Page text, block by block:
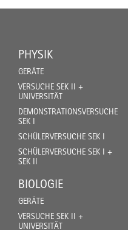
PHYSIK
GERÄTE
VERSUCHE SEK II +
UNIVERSITÄT
DEMONSTRATIONSVERSUCHE
SEK I
SCHÜLERVERSUCHE SEK I
SCHÜLERVERSUCHE SEK I +
SEK II
BIOLOGIE
GERÄTE
VERSUCHE SEK II +
UNIVERSITÄT